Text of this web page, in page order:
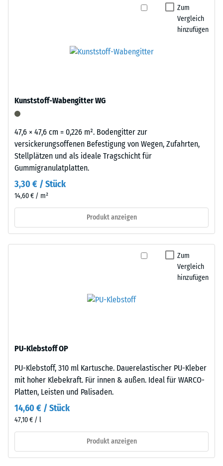
Zum
Vergleich
hinzufügen
Kunststoff-Wabengitter WG
47,6 × 47,6 cm = 0,226 m². Bodengitter zur
versickerungsoffenen Befestigung von Wegen, Zufahrten,
Stellplätzen und als ideale Tragschicht für
Gummigranulatplatten.
3,30 € / Stück
14,60 € / m²
Produkt anzeigen
Zum
Vergleich
hinzufügen
PU-Klebstoff OP
PU-Klebstoff, 310 ml Kartusche. Dauerelastischer PU-Kleber
mit hoher Klebekraft. Für innen & außen. Ideal für WARCO-
Platten, Leisten und Palisaden.
14,60 € / Stück
47,10 € / l
Produkt anzeigen